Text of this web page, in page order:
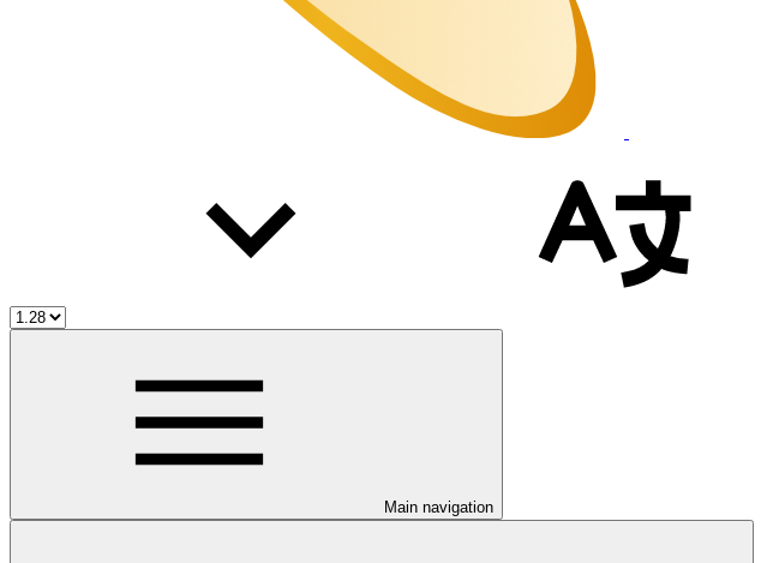
Main navigation